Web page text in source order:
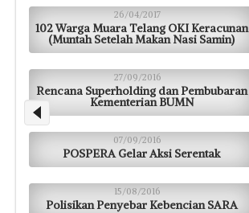
26/04/2017
102 Warga Muara Telang OKI Keracunan
(Muntah Setelah Makan Nasi Samin)
27/09/2016
Rencana Superholding dan Pembubaran
Kementerian BUMN
07/09/2016
POSPERA Gelar Aksi Serentak
15/08/2016
Polisikan Penyebar Kebencian SARA